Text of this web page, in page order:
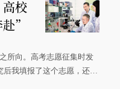
高校
”
所向。高考志愿征集时发
我填报了这个志愿，还真